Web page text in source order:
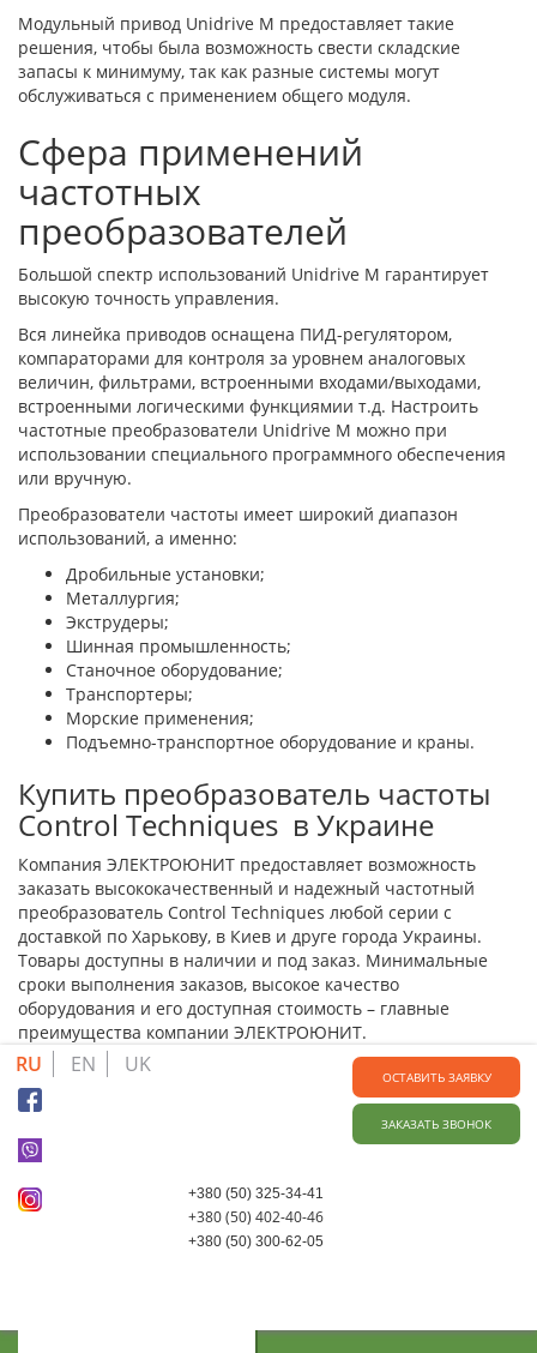
Модульный привод Unidrive M предоставляет такие
решения, чтобы была возможность свести складские
запасы к минимуму, так как разные системы могут
обслуживаться с применением общего модуля.
Сфера применений
частотных
преобразователей
Большой спектр использований Unidrive M гарантирует
высокую точность управления.
Вся линейка приводов оснащена ПИД-регулятором,
компараторами для контроля за уровнем аналоговых
величин, фильтрами, встроенными входами/выходами,
встроенными логическими функциямии т.д. Настроить
частотные преобразователи Unidrive M можно при
использовании специального программного обеспечения
или вручную.
Преобразователи частоты имеет широкий диапазон
использований, а именно:
Дробильные установки;
Металлургия;
Экструдеры;
Шинная промышленность;
Станочное оборудование;
Транспортеры;
Морские применения;
Подъемно-транспортное оборудование и краны.
Купить преобразователь частоты
Control Techniques в Украине
Компания ЭЛЕКТРОЮНИТ предоставляет возможность
заказать высококачественный и надежный частотный
преобразователь Control Techniques любой серии с
доставкой по Харькову, в Киев и друге города Украины.
Товары доступны в наличии и под заказ. Минимальные
сроки выполнения заказов, высокое качество
оборудования и его доступная стоимость – главные
преимущества компании ЭЛЕКТРОЮНИТ.
RU EN UK ОСТАВИТЬ ЗАЯВКУ
ЗАКАЗАТЬ ЗВОНОК
+380 (50) 325-34-41
+380 (50) 402-40-46
+380 (50) 300-62-05